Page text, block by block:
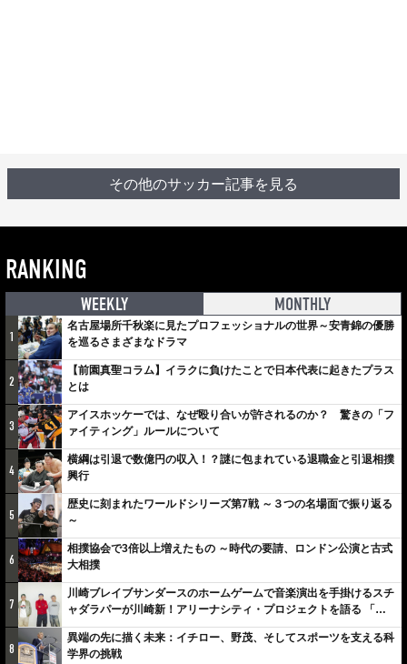
その他のサッカー記事を見る
RANKING
WEEKLY MONTHLY
1
名古屋場所千秋楽に見たプロフェッショナルの世界～安青錦の優勝
を巡るさまざまなドラマ
2
【前園真聖コラム】イラクに負けたことで日本代表に起きたプラス
とは
3
アイスホッケーでは、なぜ殴り合いが許されるのか？ 驚きの「フ
ァイティング」ルールについて
4
横綱は引退で数億円の収入！？謎に包まれている退職金と引退相撲
興行
5
歴史に刻まれたワールドシリーズ第7戦 ～３つの名場面で振り返る
～
6
相撲協会で3倍以上増えたもの ～時代の要請、ロンドン公演と古式
大相撲
7
川崎ブレイブサンダースのホームゲームで音楽演出を手掛けるスチ
ャダラパーが川崎新！アリーナシティ・プロジェクトを語る 「楽
しみでしかないでしょ。川崎は、ずっと成長曲線だから」
8
異端の先に描く未来：イチロー、野茂、そしてスポーツを支える科
学界の挑戦